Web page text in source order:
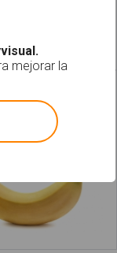
acerca deacerca de
acerca de
mejorar la